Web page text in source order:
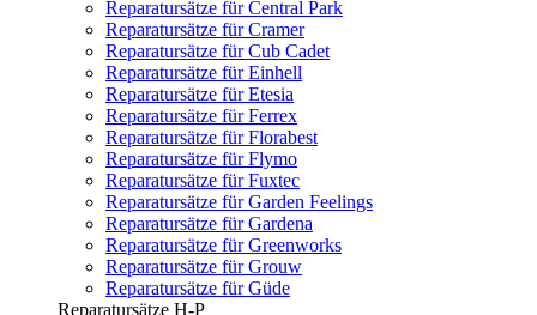
Reparatursätze für Central Park
Reparatursätze für Cramer
Reparatursätze für Cub Cadet
Reparatursätze für Einhell
Reparatursätze für Etesia
Reparatursätze für Ferrex
Reparatursätze für Florabest
Reparatursätze für Flymo
Reparatursätze für Fuxtec
Reparatursätze für Garden Feelings
Reparatursätze für Gardena
Reparatursätze für Greenworks
Reparatursätze für Grouw
Reparatursätze für Güde
Reparatursätze H-P